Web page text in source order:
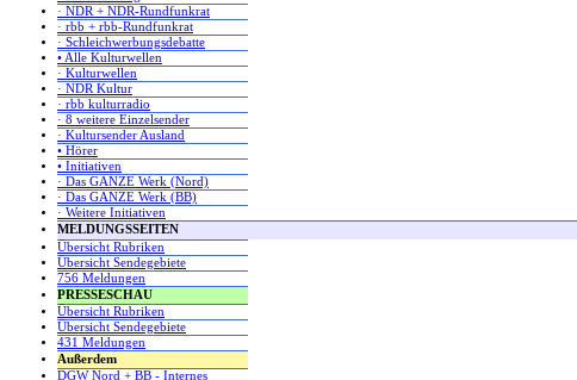
· NDR + NDR-Rundfunkrat
· rbb + rbb-Rundfunkrat
· Schleichwerbungsdebatte
• Alle Kulturwellen
· Kulturwellen
· NDR Kultur
· rbb kulturradio
· 8 weitere Einzelsender
· Kultursender Ausland
• Hörer
• Initiativen
· Das GANZE Werk (Nord)
· Das GANZE Werk (BB)
· Weitere Initiativen
MELDUNGSSEITEN
Übersicht Rubriken
Übersicht Sendegebiete
756 Meldungen
PRESSESCHAU
Übersicht Rubriken
Übersicht Sendegebiete
431 Meldungen
Außerdem
DGW Nord + BB - Internes